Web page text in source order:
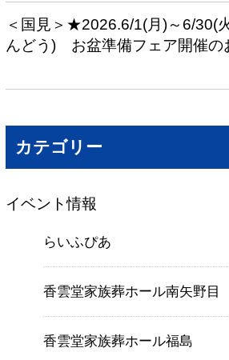
＜国見＞★2026.6/1(月)～6/30(
んどう) お盆準備フェア開催の
カテゴリー
イベント情報
らいふぴあ
香雲堂家族葬ホール南矢野目
香雲堂家族葬ホール福島